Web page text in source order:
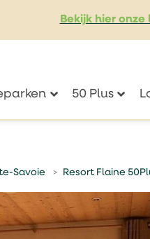
Bekijk hier
50 Plus
Savoie Resort Flaine